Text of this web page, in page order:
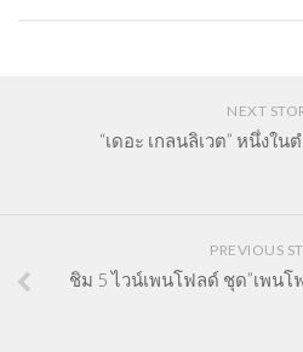
NEXT
“เดอะ เกลนลิเวต” หนึ่งใ
PREVIOUS
ชิม 5 ไวน์เพนโฟลด์ ชุด”เพนโ